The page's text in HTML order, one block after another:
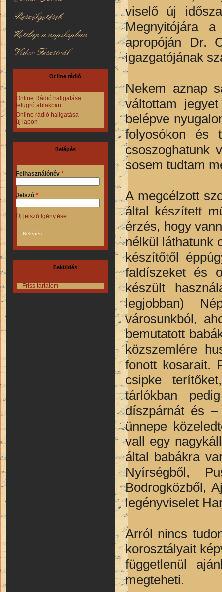
Beszélgetések
Hetilap a napilapban
Vidor Fesztivál
Online rádió
Online Rádió hallgatása
felugró ablakban
Online rádió hallgatása
új lapon
Belépés
Felhasználónév *
Jelszó *
Új jelszó igénylése
Beküldés
Friss tartalom
viselő új
Megnyitójára
apropóján Dr.
igazgatójának
Nekem aznap
váltottam
belépve
folyosókon és
csoszoghatunk
sosem tudtam
A megcélzott
által készített
érzés, hogy
nélkül láthatunk
készítőtől
faldíszeket és
készült
legjobban)
városunkból,
bemutatott
közszemlére
fonott kosarait.
csipke
tárlókban
díszpárnát és
ünnepe
vall egy
által babákra
Nyírségből,
Bodrogközből,
legényviselet
Arról nincs
korosztályait
függetlenül
megteheti.